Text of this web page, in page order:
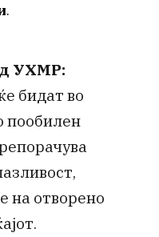
.
УХМР:
бидат во
пообилен
на отворено